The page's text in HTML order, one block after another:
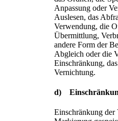
Anpassung oder
Auslesen, das
Verwendung, die
Übermittlung,
andere Form der
Abgleich oder die
Einschränkung,
Vernichtung.
d)
Einschränkung der